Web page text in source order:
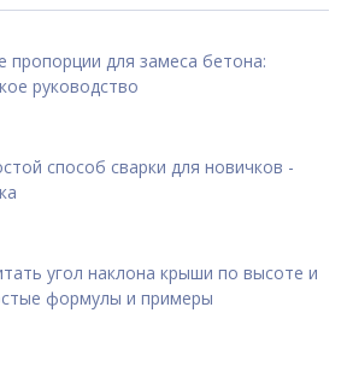
пропорции для замеса бетона:
руководство
способ сварки для новичков -
угол наклона крыши по высоте и
формулы и примеры